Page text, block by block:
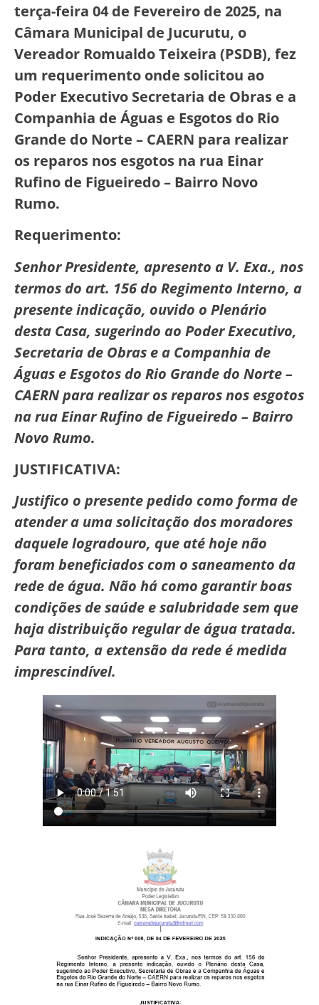
terça-feira 04 de Fevereiro de 2025, na
Câmara Municipal de Jucurutu, o
Vereador Romualdo Teixeira (PSDB), fez
um requerimento onde solicitou ao
Poder Executivo Secretaria de Obras e a
Companhia de Águas e Esgotos do Rio
Grande do Norte – CAERN para realizar
os reparos nos esgotos na rua Einar
Rufino de Figueiredo – Bairro Novo
Rumo.
Requerimento:
Senhor Presidente, apresento a V. Exa., nos
termos do art. 156 do Regimento Interno, a
presente indicação, ouvido o Plenário
desta Casa, sugerindo ao Poder Executivo,
Secretaria de Obras e a Companhia de
Águas e Esgotos do Rio Grande do Norte –
CAERN para realizar os reparos nos esgotos
na rua Einar Rufino de Figueiredo – Bairro
Novo Rumo.
JUSTIFICATIVA:
Justifico o presente pedido como forma de
atender a uma solicitação dos moradores
daquele logradouro, que até hoje não
foram beneficiados com o saneamento da
rede de água. Não há como garantir boas
condições de saúde e salubridade sem que
haja distribuição regular de água tratada.
Para tanto, a extensão da rede é medida
imprescindível.